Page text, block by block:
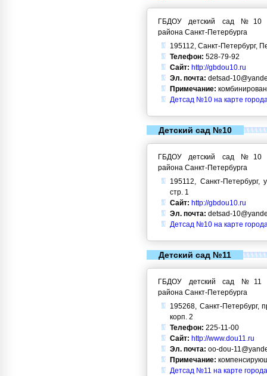
ГБДОУ детский сад №10
района Санкт-Петербурга
195112, Санкт-Петербург,
Телефон: 528-79-92
Сайт: http://gbdou10.ru
Эл. почта: detsad-
Примечание:
Детсад №10 на карте
Детский сад №10
ГБДОУ детский сад №10
района Санкт-Петербурга
195112, Санкт-Петербург,
стр. 1
Сайт: http://gbdou10.ru
Эл. почта: detsad-
Детсад №10 на карте
Детский сад №11
ГБДОУ детский сад №11
района Санкт-Петербурга
195268, Санкт-Петербург,
корп. 2
Телефон: 225-11-00
Сайт: http://www.dou11.ru
Эл. почта: oo-dou-
Примечание:
Детсад №11 на карте